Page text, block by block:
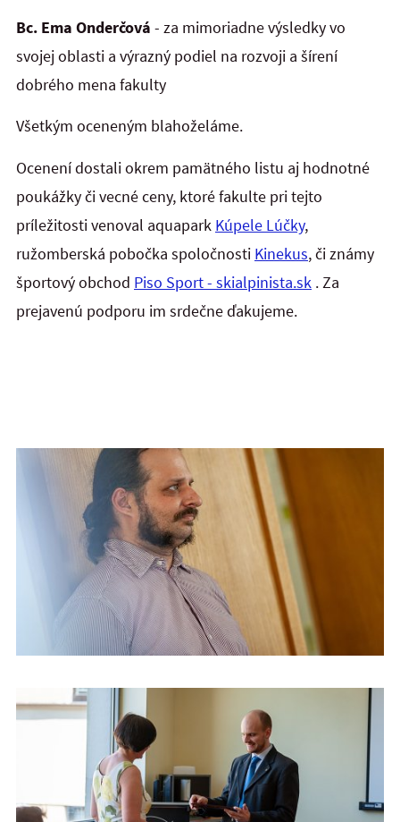
Bc. Ema Onderčová - za mimoriadne výsledky vo
svojej oblasti a výrazný podiel na rozvoji a šírení
dobrého mena fakulty
Všetkým oceneným blahoželáme.
Ocenení dostali okrem pamätného listu aj hodnotné
poukážky či vecné ceny, ktoré fakulte pri tejto
príležitosti venoval aquapark Kúpele Lúčky,
ružomberská pobočka spoločnosti Kinekus, či známy
športový obchod Piso Sport - skialpinista.sk . Za
prejavenú podporu im srdečne ďakujeme.